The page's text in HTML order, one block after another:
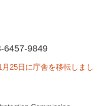
6457-9849
25日に庁舎を移転しまし